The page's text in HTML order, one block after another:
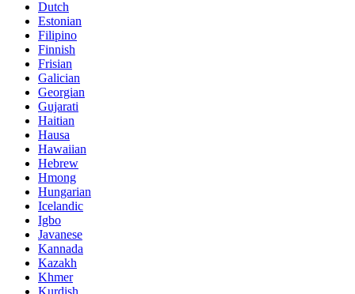
Dutch
Estonian
Filipino
Finnish
Frisian
Galician
Georgian
Gujarati
Haitian
Hausa
Hawaiian
Hebrew
Hmong
Hungarian
Icelandic
Igbo
Javanese
Kannada
Kazakh
Khmer
Kurdish